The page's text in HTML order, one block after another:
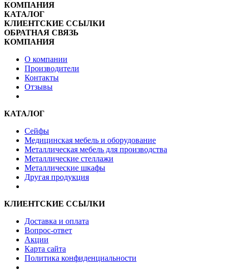
КОМПАНИЯ
КАТАЛОГ
КЛИЕНТСКИЕ ССЫЛКИ
ОБРАТНАЯ СВЯЗЬ
КОМПАНИЯ
О компании
Производители
Контакты
Отзывы
КАТАЛОГ
Сейфы
Медицинская мебель и оборудование
Металлическая мебель для производства
Металлические стеллажи
Металлические шкафы
Другая продукция
КЛИЕНТСКИЕ ССЫЛКИ
Доставка и оплата
Вопрос-ответ
Акции
Карта сайта
Политика конфиденциальности